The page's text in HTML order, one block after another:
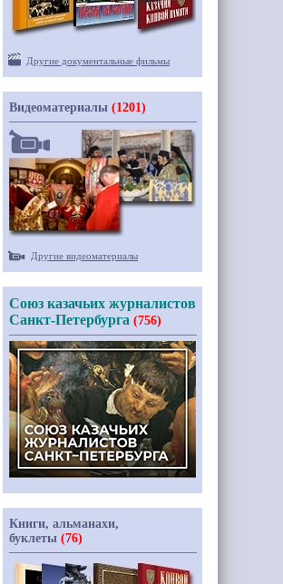
Другие документальные фильмы
Видеоматериалы (1201)
Другие видеоматериалы
Союз казачьих журналистов
Санкт-Петербурга (756)
Книги, альманахи,
буклеты (76)